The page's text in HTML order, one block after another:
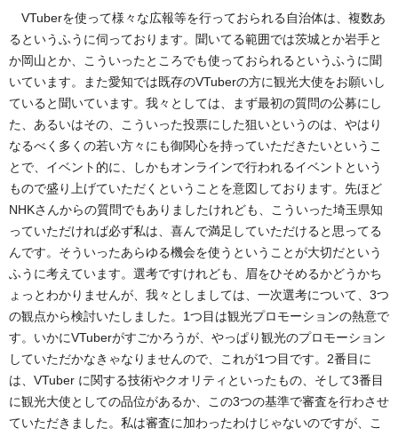
VTuberを使って様々な広報等を行っておられる自治体は、複数あ
るというふうに伺っております。聞いてる範囲では茨城とか岩手と
か岡山とか、こういったところでも使っておられるというふうに聞
いています。また愛知では既存のVTuberの方に観光大使をお願いし
ていると聞いています。我々としては、まず最初の質問の公募にし
た、あるいはその、こういった投票にした狙いというのは、やはり
なるべく多くの若い方々にも御関心を持っていただきたいというこ
とで、イベント的に、しかもオンラインで行われるイベントという
もので盛り上げていただくということを意図しております。先ほど
NHKさんからの質問でもありましたけれども、こういった埼玉県知
っていただければ必ず私は、喜んで満足していただけると思ってる
んです。そういったあらゆる機会を使うということが大切だという
ふうに考えています。選考ですけれども、眉をひそめるかどうかち
ょっとわかりませんが、我々としましては、一次選考について、3つ
の観点から検討いたしました。1つ目は観光プロモーションの熱意で
す。いかにVTuberがすごかろうが、やっぱり観光のプロモーション
していただかなきゃなりませんので、これが1つ目です。2番目に
は、VTuber に関する技術やクオリティといったもの、そして3番目
に観光大使としての品位があるか、この3つの基準で審査を行わさせ
ていただきました。私は審査に加わったわけじゃないのですが、こ